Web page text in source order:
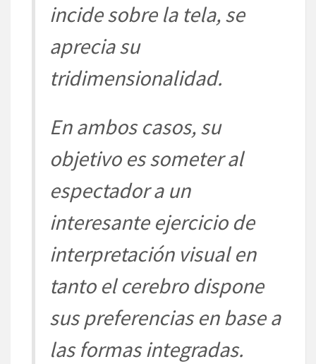
incidesobre la tela, se
aprecia su
tridimensionalidad.
En ambos casos, su
objetivo es someter al
espectador a un
interesante ejercicio de
interpretaciónvisual en
tanto el cerebro dispone
sus preferencias en base a
las formasintegradas.